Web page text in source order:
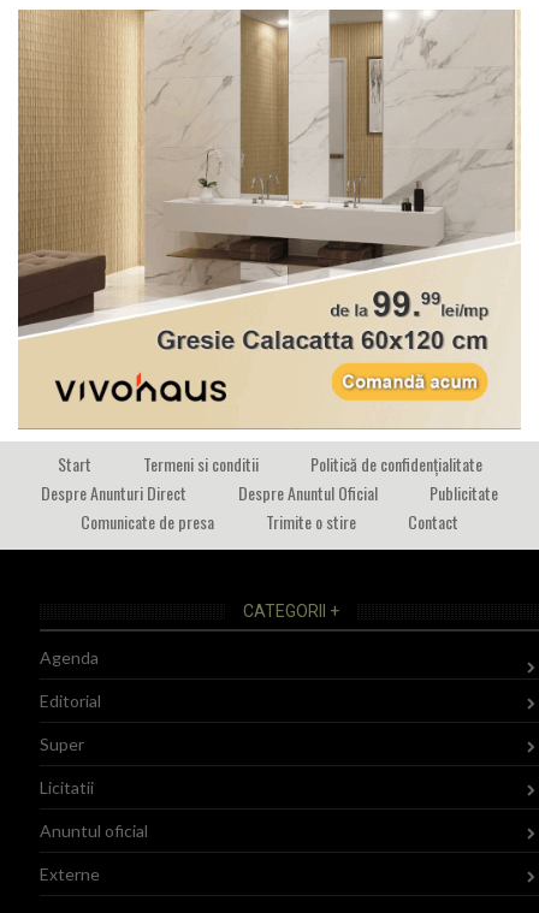
Start Termeni si conditii
Politică de confidențialitate
Despre Anunturi Direct
Despre Anuntul Oficial
Publicitate
Comunicate de presa
Trimite o stire Contact
CATEGORII +
Agenda
Editorial
Super
Licitatii
Anuntul oficial
Externe